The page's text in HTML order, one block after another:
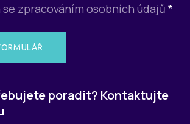
se zpracováním osobních údajů *
poradit? Kontaktujte